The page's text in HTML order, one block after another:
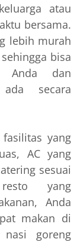
atau
bersama.
lebih murah
bisa
Anda dan
secara
yang
AC yang
sesuai
yang
Anda
makan di
goreng